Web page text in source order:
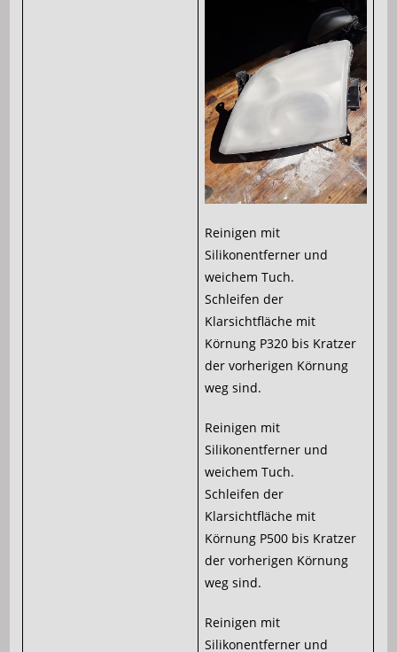
Reinigen mit
Silikonentferner und
weichem Tuch.
Schleifen der
Klarsichtfläche mit
Körnung P320 bis Kratzer
der vorherigen Körnung
weg sind.
Reinigen mit
Silikonentferner und
weichem Tuch.
Schleifen der
Klarsichtfläche mit
Körnung P500 bis Kratzer
der vorherigen Körnung
weg sind.
Reinigen mit
Silikonentferner und